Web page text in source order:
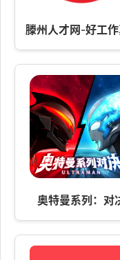
滕州人才网-好工作
奥特曼系列：对